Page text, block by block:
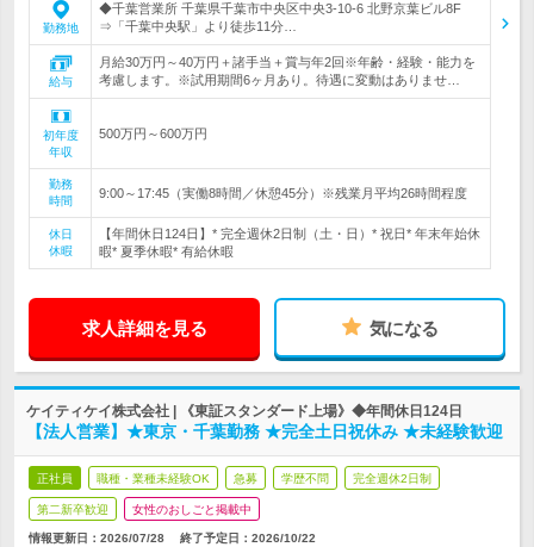
勤務地
◆千葉営業所 千葉県千葉市中央区中央3-10-6 北野京葉ビル8F
⇒「千葉中央駅」より徒歩11分…
給与
月給30万円～40万円＋諸手当＋賞与年2回※年齢・経験・能力を
考慮します。※試用期間6ヶ月あり。待遇に変動はありませ…
初年度
年収
500万円～600万円
勤務
時間
9:00～17:45（実働8時間／休憩45分）※残業月平均26時間程度
休日
休暇
【年間休日124日】* 完全週休2日制（土・日）* 祝日* 年末年始休
暇* 夏季休暇* 有給休暇
求人詳細を見る 気になる
ケイティケイ株式会社 | 《東証スタンダード上場》◆年間休日124日
【法人営業】★東京・千葉勤務 ★完全土日祝休み ★未経験歓迎
正社員 職種・業種未経験OK 急募 学歴不問 完全週休2日制
第二新卒歓迎 女性のおしごと掲載中
情報更新日：2026/07/28 終了予定日： 2026/10/22